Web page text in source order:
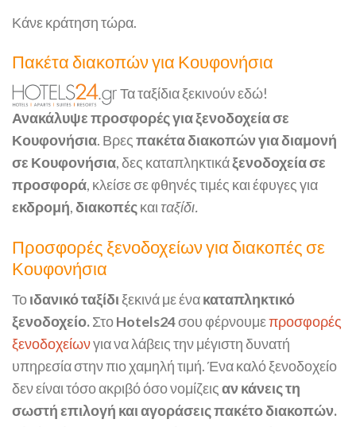
Κάνε κράτηση τώρα.
Πακέτα διακοπών για Κουφονήσια
Τα ταξίδια ξεκινούν εδώ!
Ανακάλυψε προσφορές για ξενοδοχεία σε
Κουφονήσια. Βρεςπακέτα διακοπών για διαμονή
σε Κουφονήσια, δες καταπληκτικάξενοδοχεία σε
προσφορά, κλείσε σε φθηνές τιμές και έφυγες για
εκδρομή,διακοπέςκαι ταξίδι.
Προσφορές ξενοδοχείων για διακοπές σε
Κουφονήσια
Τοιδανικό ταξίδιξεκινά με ένακαταπληκτικό
ξενοδοχείο.ΣτοHotels24σου φέρνουμεπροσφορές
ξενοδοχείωνγια να λάβεις την μέγιστη δυνατή
υπηρεσία στην πιο χαμηλή τιμή. Ένα καλό ξενοδοχείο
δεν είναι τόσο ακριβό όσο νομίζειςαν κάνεις τη
σωστή επιλογή και αγοράσεις πακέτο διακοπών.